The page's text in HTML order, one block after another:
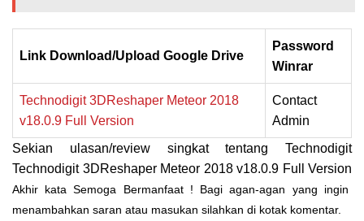
Link Download/Upload Google Drive
Password
Winrar
Technodigit 3DReshaper Meteor 2018
v18.0.9 Full Version
Contact
Admin
Sekian ulasan/review singkat tentang Technodigit
Technodigit 3DReshaper Meteor 2018 v18.0.9 Full Version
Akhir kata Semoga Bermanfaat ! Bagi agan-agan yang ingin
menambahkan saran atau masukan silahkan di kotak komentar.